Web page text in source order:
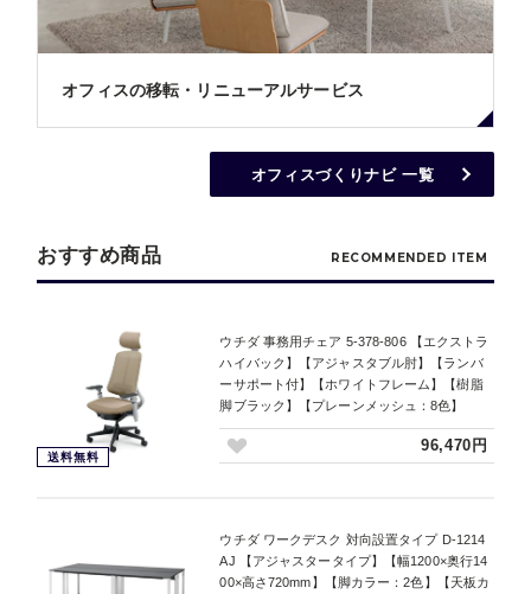
オフィスの移転・リニューアルサービス
オフィスづくりナビ 一覧
おすすめ商品 RECOMMENDED ITEM
送料無料
ウチダ 事務用チェア 5-378-806 【エクストラ
ハイバック】【アジャスタブル肘】【ランバ
ーサポート付】【ホワイトフレーム】【樹脂
脚ブラック】【プレーンメッシュ：8色】
96,470円
ウチダ ワークデスク 対向設置タイプ D-1214
AJ 【アジャスタータイプ】【幅1200×奥行14
00×高さ720mm】【脚カラー：2色】【天板カ